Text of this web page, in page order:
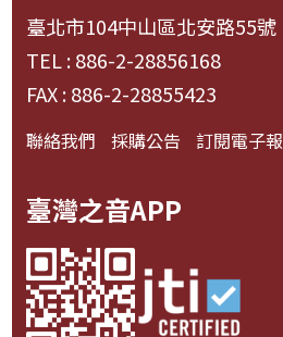
臺北市104中山區北安路55號
TEL : 886-2-28856168
FAX : 886-2-28855423
聯絡我們 採購公告 訂閱電子報
臺灣之音APP